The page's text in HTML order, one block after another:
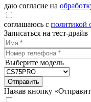
даю согласие на
соглашаюсь с политикой
Записаться на тест-драйв
Выберите модель
Отправить
Нажав кнопку